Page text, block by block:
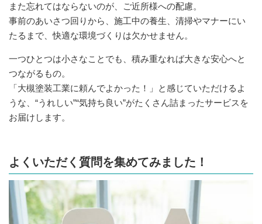
また忘れてはならないのが、ご近所様への配慮。
事前のあいさつ回りから、施工中の養生、清掃やマナーにい
たるまで、快適な環境づくりは欠かせません。
一つひとつは小さなことでも、積み重なれば大きな安心へと
つながるもの。
「大槻塗装工業に頼んでよかった！」と感じていただけるよ
うな、“うれしい”“気持ち良い”がたくさん詰まったサービスを
お届けします。
よくいただく質問を集めてみました！